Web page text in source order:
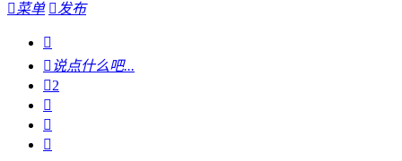
菜单 发布

 说点什么吧...
2


